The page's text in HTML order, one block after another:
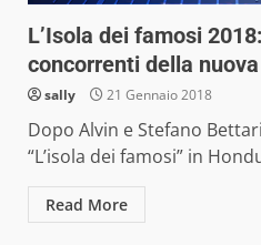
L’Isola dei famosi
concorrenti della
sally 21 Gennaio 2018
Dopo Alvin e Stefano
“L’isola dei famosi” in
Read More